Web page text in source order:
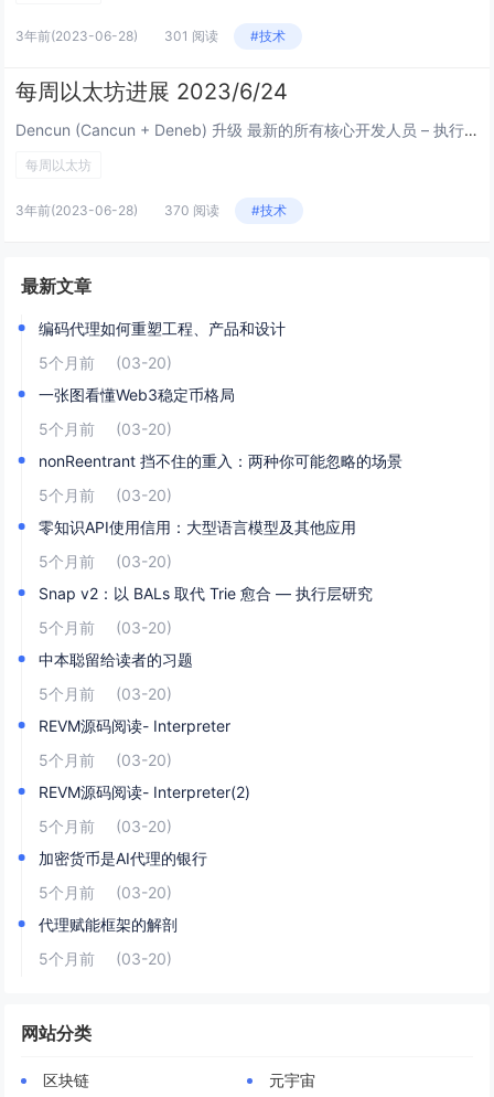
3年前(2023-06-28) 301 阅读 #技术
每周以太坊进展 2023/6/24
Dencun (Cancun + Deneb) 升级 最新的所有核心开发人员 – 执行 (ACDE)视频会议。蒂姆·贝科 ( Tim Beiko)的总结。Tim Beiko和Christine Kim的记录： 执行规...
每周以太坊
3年前(2023-06-28) 370 阅读 #技术
最新文章
编码代理如何重塑工程、产品和设计
5个月前
(03-20)
一张图看懂Web3稳定币格局
5个月前
(03-20)
nonReentrant 挡不住的重入：两种你可能忽略的场景
5个月前
(03-20)
零知识API使用信用：大型语言模型及其他应用
5个月前
(03-20)
Snap v2：以 BALs 取代 Trie 愈合 — 执行层研究
5个月前
(03-20)
中本聪留给读者的习题
5个月前
(03-20)
REVM源码阅读- Interpreter
5个月前
(03-20)
REVM源码阅读- Interpreter(2)
5个月前
(03-20)
加密货币是AI代理的银行
5个月前
(03-20)
代理赋能框架的解剖
5个月前
(03-20)
网站分类
区块链 元宇宙